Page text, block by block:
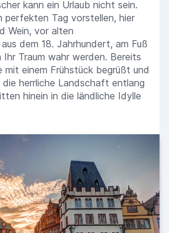
kann ein Urlaub nicht sein.
perfekten Tag vorstellen, hier
Wein, vor alten
dem 18. Jahrhundert, am Fuß
Ihr Traum wahr werden. Bereits
mit einem Frühstück begrüßt und
die herrliche Landschaft entlang
hinein in die ländliche Idylle